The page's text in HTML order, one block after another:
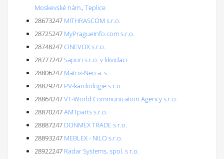
Moskevské nám., Teplice
28673247 MITHRASCOM s.r.o.
28725247 MyPragueInfo.com s.r.o.
28748247CINEVOX s.r.o.
28777247Sapori s.r.o. v likvidaci
28806247 Matrix-Neo a. s.
28829247 PV-kardiologie s.r.o.
28864247VT-World Communication Agency s.r.o.
28870247AMTparts s.r.o.
28887247 DONMEX TRADE s.r.o.
28893247 MEBLEX - NILO s.r.o.
28922247 Radar Systems, spol. s r.o.